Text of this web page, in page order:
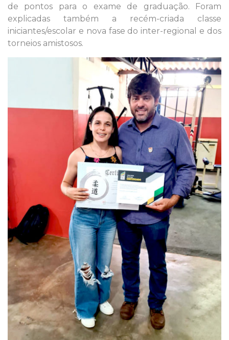
de pontos para o exame de graduação. Foram
explicadas também a recém-criada classe
iniciantes/escolar e nova fase do inter-regional e dos
torneios amistosos.